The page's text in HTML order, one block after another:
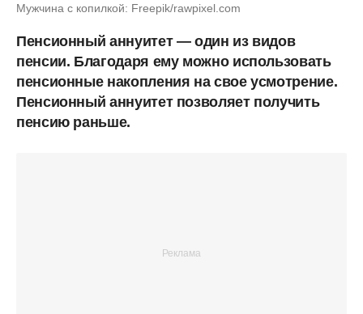
Мужчина с копилкой: Freepik/rawpixel.com
Пенсионный аннуитет — один из видов
пенсии. Благодаря ему можно использовать
пенсионные накопления на свое усмотрение.
Пенсионный аннуитет позволяет получить
пенсию раньше.